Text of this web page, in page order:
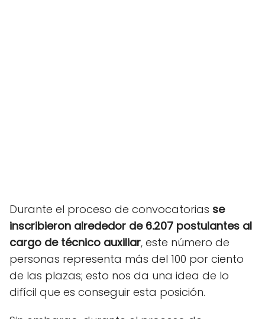
Durante el proceso de convocatorias se
inscribieron alrededor de 6.207 postulantes al
cargo de técnico auxiliar, este número de
personas representa más del 100 por ciento
de las plazas; esto nos da una idea de lo
difícil que es conseguir esta posición.